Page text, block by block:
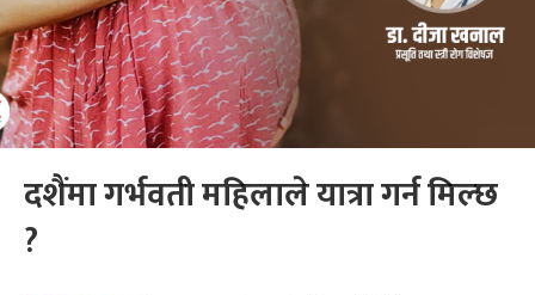
दशैंमा गर्भवती महिलाले यात्रा गर्न मिल्छ
?